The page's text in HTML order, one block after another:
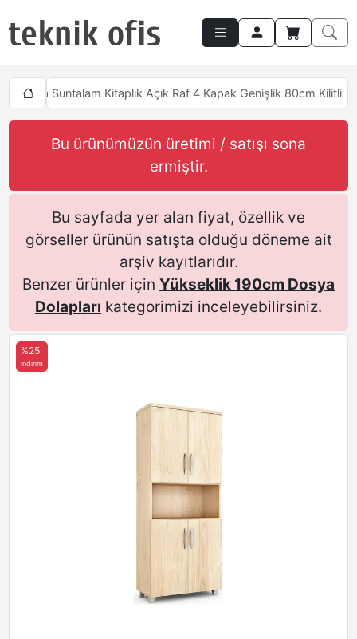
Tresa Suntalam Kitaplık Açık Raf 4 Kapak Genişlik 80cm Kilitli
Bu ürünümüzün üretimi / satışı sona
ermiştir.
Bu sayfada yer alan fiyat, özellik ve
görseller ürünün satışta olduğu döneme ait
arşiv kayıtlarıdır.
Benzer ürünler için Yükseklik 190cm Dosya
Dolapları kategorimizi inceleyebilirsiniz.
%25
indirim